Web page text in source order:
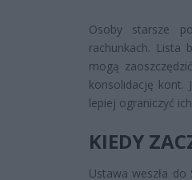
Osoby starsze
rachunkach. Lista
mogą
konsolidację kont.
lepiej ograniczyć
KIEDY
Ustawa weszła